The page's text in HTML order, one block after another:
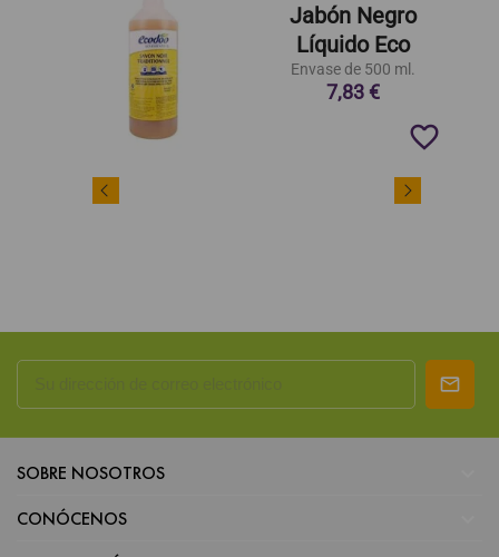
Jabón Negro
Líquido Eco
Envase de 500 ml.
7,83 €
favorite_border
SOBRE NOSOTROS
CONÓCENOS